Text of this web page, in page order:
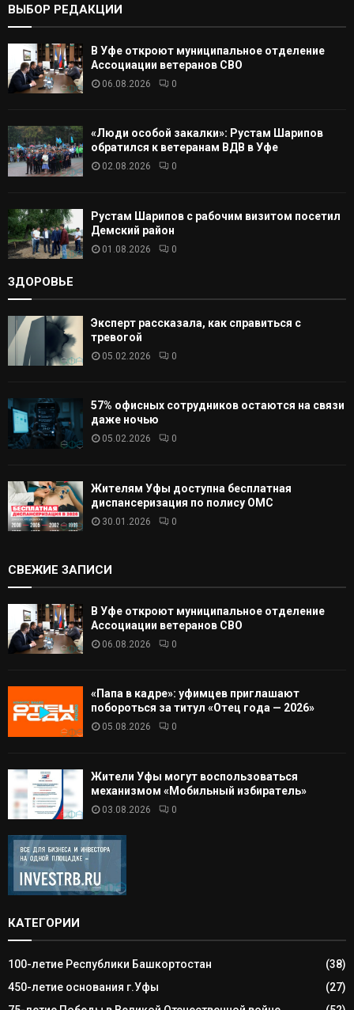
А
ВЫБОР РЕДАКЦИИ
В Уфе откроют муниципальное отделение
Ассоциации ветеранов СВО
06.08.2026 0
«Люди особой закалки»: Рустам Шарипов
обратился к ветеранам ВДВ в Уфе
02.08.2026 0
Рустам Шарипов с рабочим визитом посетил
Демский район
01.08.2026 0
ЗДОРОВЬЕ
Эксперт рассказала, как справиться с
тревогой
05.02.2026 0
57% офисных сотрудников остаются на связи
даже ночью
05.02.2026 0
Жителям Уфы доступна бесплатная
диспансеризация по полису ОМС
30.01.2026 0
СВЕЖИЕ ЗАПИСИ
В Уфе откроют муниципальное отделение
Ассоциации ветеранов СВО
06.08.2026 0
«Папа в кадре»: уфимцев приглашают
побороться за титул «Отец года — 2026»
05.08.2026 0
Жители Уфы могут воспользоваться
механизмом «Мобильный избиратель»
03.08.2026 0
КАТЕГОРИИ
100-летие Республики Башкортостан
(38)
450-летие основания г.Уфы
(27)